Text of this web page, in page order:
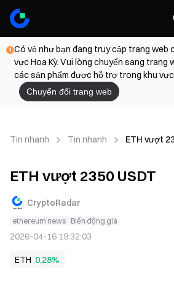
Có vẻ như bạn đang truy cập trang web
vực Hoa Kỳ. Vui lòng chuyển sang trang
các sản phẩm được hỗ trợ trong khu
Chuyển đổi trang web
Tin nhanh Tin nhanh ETH vượt
ETH vượt 2350 USDT
CryptoRadar
ethereum news Biến động giá
2026-04-16 19:32:03
ETH 0,28%